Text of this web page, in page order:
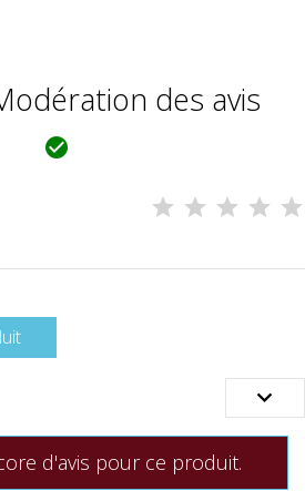
des avis


d'avis pour ce produit.